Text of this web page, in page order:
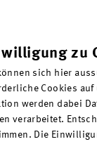
zu
sich hier
Cookies auf
werden dabei
verarbeitet.
Die